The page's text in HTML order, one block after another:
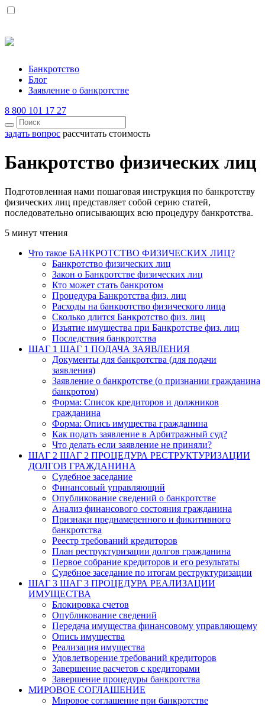
Банкротство
Блог
Заявление о банкротстве
8 800 101 17 27
задать вопрос рассчитать стоимость
Банкротство физических лиц
Подготовленная нами пошаговая инструкция по банкротству
физических лиц представляет собой серию статей,
последовательно описывающих всю процедуру банкротства.
5 минут чтения
Что такое БАНКРОТСТВО ФИЗИЧЕСКИХ ЛИЦ?
Банкротство физических лиц
Закон о Банкротстве физических лиц
Кто может стать банкротом
Процедура Банкротства физ. лиц
Расходы на банкротство физического лица
Сколько длится Банкротство физ. лиц
Изъятие имущества при Банкротстве физ. лиц
Последствия банкротства
ШАГ 1 ШАГ 1 ПОДАЧА ЗАЯВЛЕНИЯ
Документы для банкротства (для подачи
заявления)
Заявление о банкротстве (о признании гражданина
банкротом)
Форма: Список кредиторов и должников
гражданина
Форма: Опись имущества гражданина
Как подать заявление в Арбитражный суд?
Что делать если заявление не приняли?
ШАГ 2 ШАГ 2 ПРОЦЕДУРА РЕСТРУКТУРИЗАЦИИ
ДОЛГОВ ГРАЖДАНИНА
Судебное заседание
Финансовый управляющий
Опубликование сведений о банкротстве
Анализ финансового состояния гражданина
Признаки преднамеренного и фикитивного
банкротства
Реестр требований кредиторов
План реструктуризации долгов гражданина
Первое собрание кредиторов и его результаты
Судебное заседание по итогам реструктуризации
ШАГ 3 ШАГ 3 ПРОЦЕДУРА РЕАЛИЗАЦИИ
ИМУЩЕСТВА
Блокировка счетов
Опубликование сведений
Передача имущества финансовому управляющему
Опись имущества
Реализация имущества
Удовлетворение требований кредиторов
Завершение расчетов с кредиторами
Завершение процедуры банкротства
МИРОВОЕ СОГЛАШЕНИЕ
Мировое соглашение при банкротстве